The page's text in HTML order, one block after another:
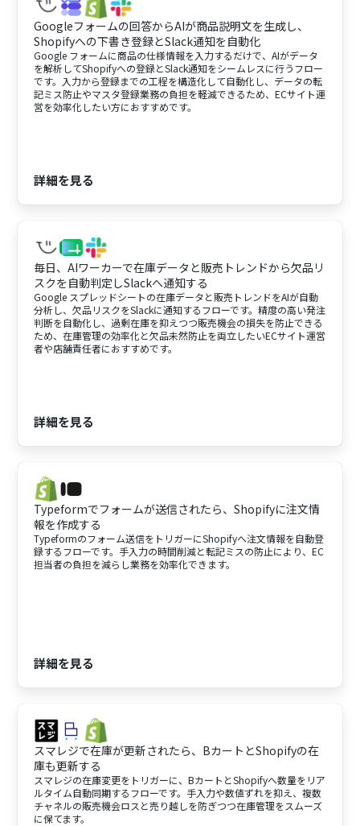
Googleフォームの回答からAIが商品説明文を生成し、
Shopifyへの下書き登録とSlack通知を自動化
Google フォームに商品の仕様情報を入力するだけで、AIがデータ
を解析してShopifyへの登録とSlack通知をシームレスに行うフロー
です。入力から登録までの工程を構造化して自動化し、データの転
記ミス防止やマスタ登録業務の負担を軽減できるため、ECサイト運
営を効率化したい方におすすめです。
詳細を見る
毎日、AIワーカーで在庫データと販売トレンドから欠品リ
スクを自動判定しSlackへ通知する
Google スプレッドシートの在庫データと販売トレンドをAIが自動
分析し、欠品リスクをSlackに通知するフローです。精度の高い発注
判断を自動化し、過剰在庫を抑えつつ販売機会の損失を防止できる
ため、在庫管理の効率化と欠品未然防止を両立したいECサイト運営
者や店舗責任者におすすめです。
詳細を見る
Typeformでフォームが送信されたら、Shopifyに注文情
報を作成する
Typeformのフォーム送信をトリガーにShopifyへ注文情報を自動登
録するフローです。手入力の時間削減と転記ミスの防止により、EC
担当者の負担を減らし業務を効率化できます。
詳細を見る
スマレジで在庫が更新されたら、BカートとShopifyの在
庫も更新する
スマレジの在庫変更をトリガーに、BカートとShopifyへ数量をリア
ルタイム自動同期するフローです。手入力や数値ずれを抑え、複数
チャネルの販売機会ロスと売り越しを防ぎつつ在庫管理をスムーズ
に保てます。